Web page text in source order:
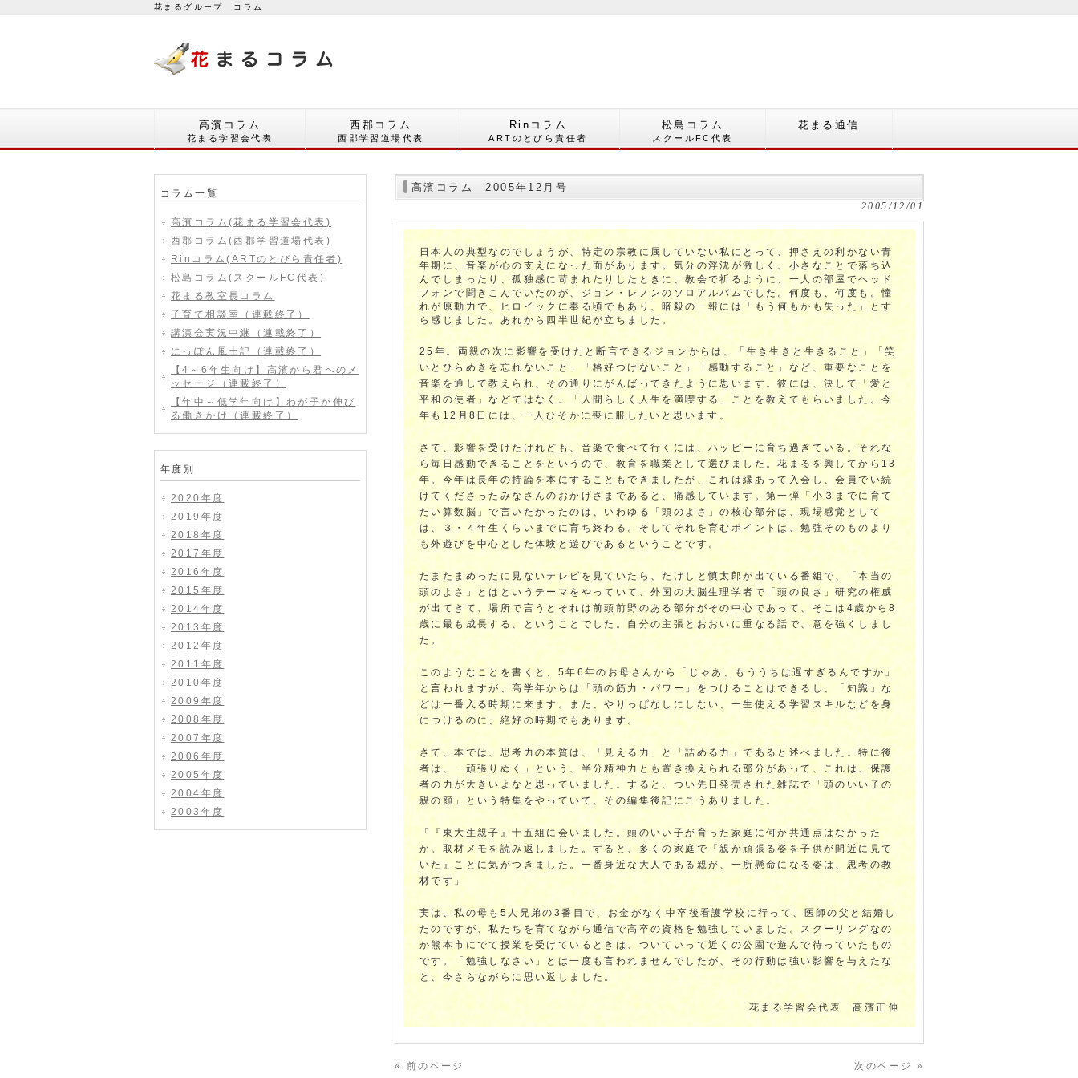
花まるグループ コラム
高濱コラム
花まる学習会代表
西郡コラム
西郡学習道場代表
Rinコラム
ARTのとびら責任者
松島コラム
スクールFC代表
花まる通信
高濱コラム 2005年12月号
2005/12/01
日本人の典型なのでしょうが、特定の宗教に属していない私にとって、押さえの利かない青
年期に、音楽が心の支えになった面があります。気分の浮沈が激しく、小さなことで落ち込
んでしまったり、孤独感に苛まれたりしたときに、教会で祈るように、一人の部屋でヘッド
フォンで聞きこんでいたのが、ジョン・レノンのソロアルバムでした。何度も、何度も。憧
れが原動力で、ヒロイックに奉る頃でもあり、暗殺の一報には「もう何もかも失った」とす
ら感じました。あれから四半世紀が立ちました。
25年。両親の次に影響を受けたと断言できるジョンからは、「生き生きと生きること」「笑
いとひらめきを忘れないこと」「格好つけないこと」「感動すること」など、重要なことを
音楽を通して教えられ、その通りにがんばってきたように思います。彼には、決して「愛と
平和の使者」などではなく、「人間らしく人生を満喫する」ことを教えてもらいました。今
年も12月8日には、一人ひそかに喪に服したいと思います。
さて、影響を受けたけれども、音楽で食べて行くには、ハッピーに育ち過ぎている。それな
ら毎日感動できることをというので、教育を職業として選びました。花まるを興してから13
年。今年は長年の持論を本にすることもできましたが、これは縁あって入会し、会員でい続
けてくださったみなさんのおかげさまであると、痛感しています。第一弾「小３までに育て
たい算数脳」で言いたかったのは、いわゆる「頭のよさ」の核心部分は、現場感覚として
は、３・４年生くらいまでに育ち終わる。そしてそれを育むポイントは、勉強そのものより
も外遊びを中心とした体験と遊びであるということです。
たまたまめったに見ないテレビを見ていたら、たけしと慎太郎が出ている番組で、「本当の
頭のよさ」とはというテーマをやっていて、外国の大脳生理学者で「頭の良さ」研究の権威
が出てきて、場所で言うとそれは前頭前野のある部分がその中心であって、そこは4歳から8
歳に最も成長する、ということでした。自分の主張とおおいに重なる話で、意を強くしまし
た。
このようなことを書くと、5年6年のお母さんから「じゃあ、もううちは遅すぎるんですか」
と言われますが、高学年からは「頭の筋力・パワー」をつけることはできるし、「知識」な
どは一番入る時期に来ます。また、やりっぱなしにしない、一生使える学習スキルなどを身
につけるのに、絶好の時期でもあります。
さて、本では、思考力の本質は、「見える力」と「詰める力」であると述べました。特に後
者は、「頑張りぬく」という、半分精神力とも置き換えられる部分があって、これは、保護
者の力が大きいよなと思っていました。すると、つい先日発売された雑誌で「頭のいい子の
親の顔」という特集をやっていて、その編集後記にこうありました。
「『東大生親子』十五組に会いました。頭のいい子が育った家庭に何か共通点はなかった
か。取材メモを読み返しました。すると、多くの家庭で『親が頑張る姿を子供が間近に見て
いた』ことに気がつきました。一番身近な大人である親が、一所懸命になる姿は、思考の教
材です」
実は、私の母も5人兄弟の3番目で、お金がなく中卒後看護学校に行って、医師の父と結婚し
たのですが、私たちを育てながら通信で高卒の資格を勉強していました。スクーリングなの
か熊本市にでて授業を受けているときは、ついていって近くの公園で遊んで待っていたもの
です。「勉強しなさい」とは一度も言われませんでしたが、その行動は強い影響を与えたな
と、今さらながらに思い返しました。
花まる学習会代表 高濱正伸
« 前のページ 次のページ »
コラム一覧
高濱コラム(花まる学習会代表)
西郡コラム(西郡学習道場代表)
Rinコラム(ARTのとびら責任者)
松島コラム(スクールFC代表)
花まる教室長コラム
子育て相談室（連載終了）
講演会実況中継（連載終了）
にっぽん風土記（連載終了）
【4～6年生向け】高濱から君へのメ
ッセージ（連載終了）
【年中～低学年向け】わが子が伸び
る働きかけ（連載終了）
年度別
2020年度
2019年度
2018年度
2017年度
2016年度
2015年度
2014年度
2013年度
2012年度
2011年度
2010年度
2009年度
2008年度
2007年度
2006年度
2005年度
2004年度
2003年度